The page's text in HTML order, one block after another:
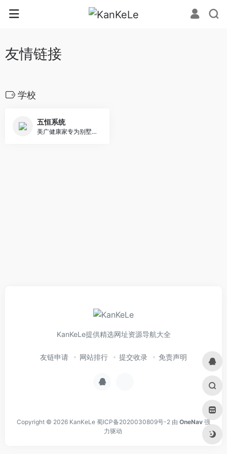
友情链接
学校
五恒系统
美广健康家专为别墅大宅提供机电一体化解决方案，涵盖五恒系统、瑞士森德、东芝空调、蒂升电梯及全屋给排水，热线：18581007555
KanKeLe提供精选网址资源导航大全
友链申请 网站排行 提交收录 免责声明
Copyright © 2026 KanKeLe 蜀ICP备2020030809号-2 由 OneNav 强
力驱动